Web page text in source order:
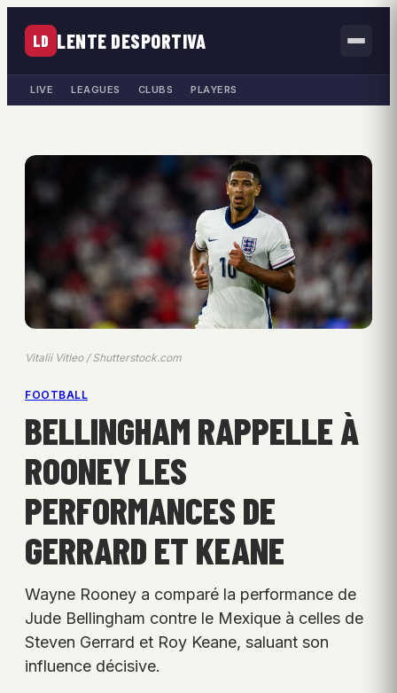
LD LENTE DESPORTIVA
LIVE LEAGUES CLUBS PLAYERS
Vitalii Vitleo / Shutterstock.com
FOOTBALL
BELLINGHAM RAPPELLE À
ROONEY LES
PERFORMANCES DE
GERRARD ET KEANE
Wayne Rooney a comparé la performance de
Jude Bellingham contre le Mexique à celles de
Steven Gerrard et Roy Keane, saluant son
influence décisive.